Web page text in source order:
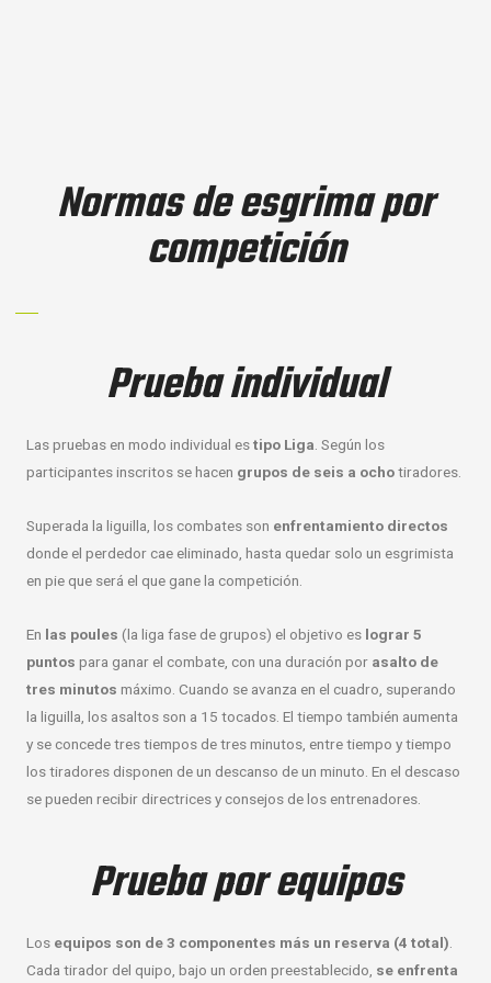
Normas de esgrima por
competición
Prueba individual
Las pruebas en modo individual estipo Liga . Según los
participantes inscritos se hacen grupos de seis a ochotiradores.
Superada la liguilla, los combates son enfrentamiento directos
donde el perdedor cae eliminado, hasta quedar solo un esgrimista
en pie que será el que gane la competición.
En las poules (la liga fase de grupos) el objetivo es lograr 5
puntos para ganar el combate, con una duración por asalto de
tres minutos máximo. Cuando se avanza en el cuadro, superando
la liguilla, los asaltos son a 15 tocados. El tiempo también aumenta
y se concede tres tiempos de tres minutos, entre tiempo y tiempo
los tiradores disponen de un descanso de un minuto. En el descaso
se pueden recibir directrices y consejos de los entrenadores.
Prueba por equipos
Los equipos son de 3 componentes más un reserva (4 total)
Cada tirador del quipo, bajo un orden preestablecido, se enfrenta